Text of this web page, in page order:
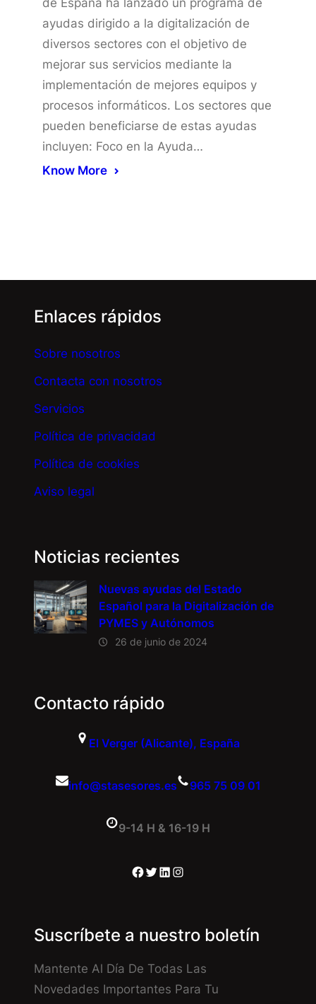
de España ha lanzado un programa de
ayudas dirigido a la digitalización de
diversos sectores con el objetivo de
mejorar sus servicios mediante la
implementación de mejores equipos y
procesos informáticos. Los sectores que
pueden beneficiarse de estas ayudas
incluyen: Foco en la Ayuda…
Know More
Enlaces rápidos
Sobre nosotros
Contacta con nosotros
Servicios
Política de privacidad
Política de cookies
Aviso legal
Noticias recientes
Nuevas ayudas del Estado
Español para la Digitalización de
PYMES y Autónomos
26 de junio de 2024
Contacto rápido
El Verger (Alicante), España
info@stasesores.es 965 75 09 01
9-14 H & 16-19 H
Facebook Twitter LinkedIn Instagram
Suscríbete a nuestro boletín
Mantente Al Día De Todas Las
Novedades Importantes Para Tu